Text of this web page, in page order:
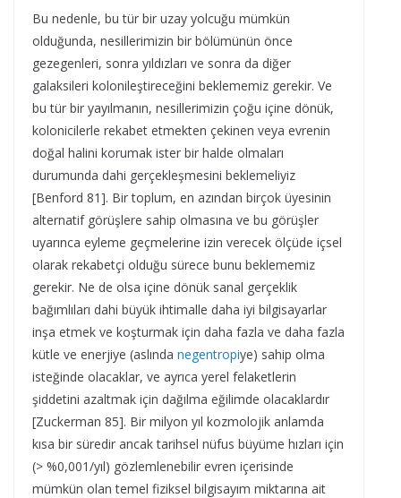
Bu nedenle, bu tür bir uzay yolcuğu mümkün
olduğunda, nesillerimizin bir bölümünün önce
gezegenleri, sonra yıldızları ve sonra da diğer
galaksileri kolonileştireceğini beklememiz gerekir. Ve
bu tür bir yayılmanın, nesillerimizin çoğu içine dönük,
kolonicilerle rekabet etmekten çekinen veya evrenin
doğal halini korumak ister bir halde olmaları
durumunda dahi gerçekleşmesini beklemeliyiz
[Benford 81]. Bir toplum, en azından birçok üyesinin
alternatif görüşlere sahip olmasına ve bu görüşler
uyarınca eyleme geçmelerine izin verecek ölçüde içsel
olarak rekabetçi olduğu sürece bunu beklememiz
gerekir. Ne de olsa içine dönük sanal gerçeklik
bağımlıları dahi büyük ihtimalle daha iyi bilgisayarlar
inşa etmek ve koşturmak için daha fazla ve daha fazla
kütle ve enerjiye (aslında negentropiye) sahip olma
isteğinde olacaklar, ve ayrıca yerel felaketlerin
şiddetini azaltmak için dağılma eğilimde olacaklardır
[Zuckerman 85]. Bir milyon yıl kozmolojik anlamda
kısa bir süredir ancak tarihsel nüfus büyüme hızları için
(> %0,001/yıl) gözlemlenebilir evren içerisinde
mümkün olan temel fiziksel bilgisayım miktarına ait